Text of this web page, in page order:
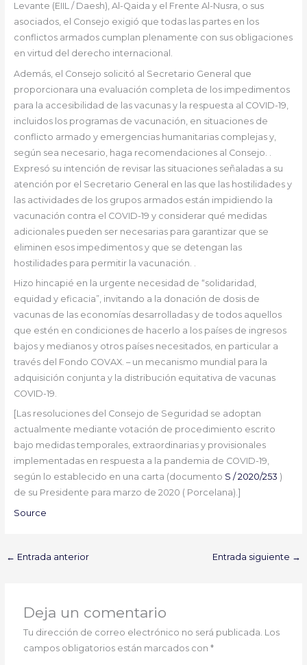
Levante (EIIL / Daesh), Al-Qaida y el Frente Al-Nusra, o sus
asociados, el Consejo exigió que todas las partes en los
conflictos armados cumplan plenamente con sus obligaciones
en virtud del derecho internacional.
Además, el Consejo solicitó al Secretario General que
proporcionara una evaluación completa de los impedimentos
para la accesibilidad de las vacunas y la respuesta al COVID-19,
incluidos los programas de vacunación, en situaciones de
conflicto armado y emergencias humanitarias complejas y,
según sea necesario, haga recomendaciones al Consejo. .
Expresó su intención de revisar las situaciones señaladas a su
atención por el Secretario General en las que las hostilidades y
las actividades de los grupos armados están impidiendo la
vacunación contra el COVID-19 y considerar qué medidas
adicionales pueden ser necesarias para garantizar que se
eliminen esos impedimentos y que se detengan las
hostilidades para permitir la vacunación. .
Hizo hincapié en la urgente necesidad de “solidaridad,
equidad y eficacia”, invitando a la donación de dosis de
vacunas de las economías desarrolladas y de todos aquellos
que estén en condiciones de hacerlo a los países de ingresos
bajos y medianos y otros países necesitados, en particular a
través del Fondo COVAX. – un mecanismo mundial para la
adquisición conjunta y la distribución equitativa de vacunas
COVID-19.
[Las resoluciones del Consejo de Seguridad se adoptan
actualmente mediante votación de procedimiento escrito
bajo medidas temporales, extraordinarias y provisionales
implementadas en respuesta a la pandemia de COVID-19,
según lo establecido en una carta (documento S / 2020/253 )
de su Presidente para marzo de 2020 ( Porcelana).]
Source
← Entrada anterior Entrada siguiente →
Deja un comentario
Tu dirección de correo electrónico no será publicada. Los
campos obligatorios están marcados con*